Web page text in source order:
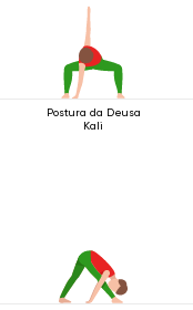
Postura da Deusa
Kali